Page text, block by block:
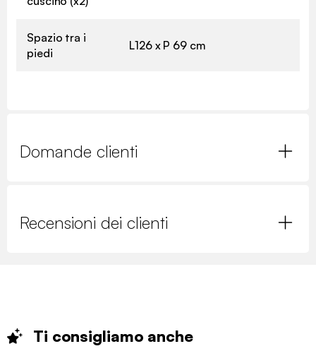
Spazio tra i
piedi
L126 x P 69 cm
Domande clienti
Recensioni dei clienti
Ti consigliamo anche